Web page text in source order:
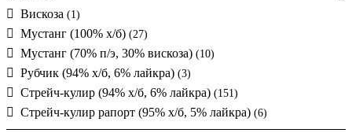
Вискоза (1)
Мустанг (100% х/б) (27)
Мустанг (70% п/э, 30% вискоза) (10)
Рубчик (94% х/б, 6% лайкра) (3)
Стрейч-кулир (94% х/б, 6% лайкра) (151)
Стрейч-кулир рапорт (95% х/б, 5% лайкра) (6)